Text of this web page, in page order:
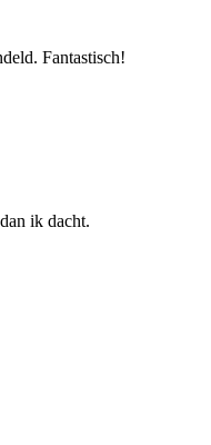
Fantastisch!
ik dacht.